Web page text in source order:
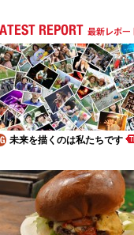
未来を描くのは私たちです